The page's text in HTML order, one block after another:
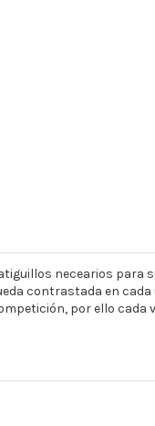
necearios para
contrastada en
por ello cada